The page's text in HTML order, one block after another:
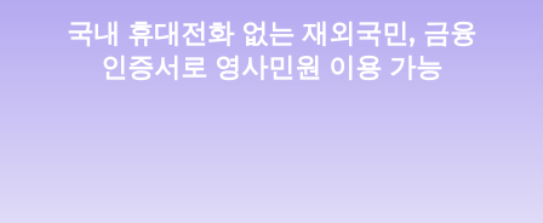
국내 휴대전화 없는 재외국민, 금융
인증서로 영사민원 이용 가능